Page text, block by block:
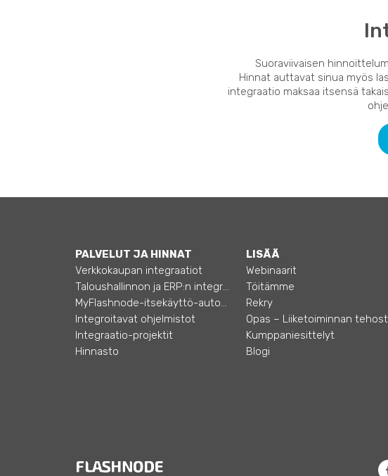
Suoraviivaisen
Hinnat auttavat sinua myös
integraatio maksaa itsensä
PALVELUT JA HINNAT
Verkkokaupan integraatiot
Taloushallinnon ja ERP:n integraatiot
MyFlashnode-itsekäyttö-automaatio
Integroitavat ohjelmistot
Integraatio-projektit
Hinnasto
LISÄÄ
Webinaarit
Töitämme
Rekry
Kumppaniesittelyt
Blogi